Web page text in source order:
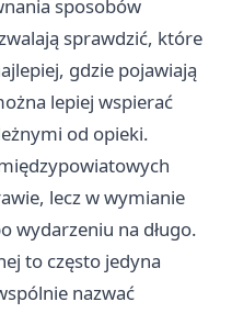
sposobów
sprawdzić, które
gdzie pojawiają
lepiej wspierać
od opieki.
lecz w wymianie
wydarzeniu na długo.
to często jedyna
nazwać